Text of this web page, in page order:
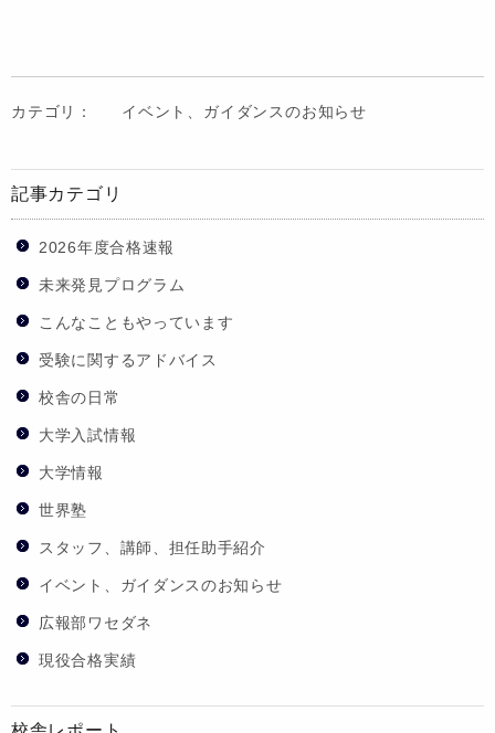
カテゴリ： イベント、ガイダンスのお知らせ
記事カテゴリ
2026年度合格速報
未来発見プログラム
こんなこともやっています
受験に関するアドバイス
校舎の日常
大学入試情報
大学情報
世界塾
スタッフ、講師、担任助手紹介
イベント、ガイダンスのお知らせ
広報部ワセダネ
現役合格実績